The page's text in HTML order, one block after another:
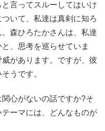
言ってスルーしてはいけ
いて、私達は真剣に知ろ
森ひろたかさんは、私達
、思考を巡らせていま
があります。ですが、彼
うです。
心がないの話ですか?そ
ーマには、どんなものが